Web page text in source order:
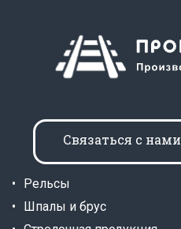
Рельсы
Шпалы и брус
Связаться с нами